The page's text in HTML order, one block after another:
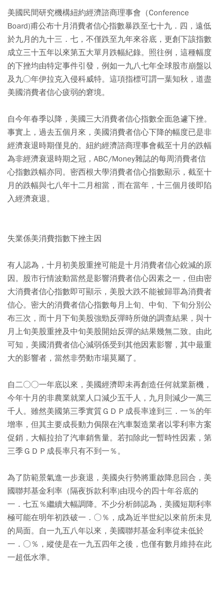
美國民間研究機構紐約經濟諮商理事會（Conference
Board)甫公布十月消費者信心指數暴跌至七十九．四，遠低
於九月的九十三．七，不僅跌至九年來谷底，更創下該指數
成立三十五年以來第五大單月跌幅紀錄。照往例，這種幅度
的下挫均由特定事件引發，例如一九八七年全球股市崩盤以
及九○年伊拉克入侵科威特。這項指標可謂一葉知秋，道盡
美國消費者信心疲弱的窘境。
自今年春季以降，美國三大消費者信心指數全面急遽下挫。
事實上，過去五個月來，美國消費者信心下降的幅度已是非
經濟衰退時期僅見的。紐約經濟諮商理事會截至十月的跌幅
為非經濟衰退時期之冠，ABC/Money雜誌的每周消費者信
心指數跌幅亦同。密西根大學消費者信心指數顯示，截至十
月的跌幅與七八年十二月相當，而在當年，十三個月後即陷
入經濟衰退。
失業係美消費指數下挫主因
有人認為，十月初美股重挫可能是十月消費者信心銳減的原
因。股市行情波動當然是影響消費者信心因素之一，但由密
大消費者信心指數即可顯示，美股大跌不能被歸罪為消費者
信心。密大的消費者信心指數每月上旬、中旬、下旬分別公
布三次，而十月下旬美股強勁反彈時所做的調查結果，與十
月上旬美股重挫及中旬美股開始反彈的結果幾無二致。由此
可知，美國消費者信心減弱係受到其他因素影響，其中最重
大的影響者，當然非勞動市場莫屬了。
自二○○一年底以來，美國經濟即未再創造任何就業新機，
今年十月的非農業就業人口減少五千人，九月則減少一萬三
千人。雖然美國第三季實質ＧＤＰ成長率達到三．一％的年
增率，但其主要成長動力侷限在汽車製造業者以零利率方案
促銷，大幅拉抬了汽車銷售量。若扣除此一暫時性因素，第
三季ＧＤＰ成長率只有不到一％。
為了防範景氣進一步衰退，美國央行勢將重啟降息回合，美
國聯邦基金利率（隔夜拆款利率)由現今的四十年谷底的
一．七五％繼續大幅調降。不少分析師認為，美國短期利率
極可能在明年初跌破一．○％，成為近半世紀以來前所未見
的局面。自一九五八年以來，美國聯邦基金利率從未低於
一．○％，縱使是在一九五四年之後，也僅有數月維持在此
一超低水準。